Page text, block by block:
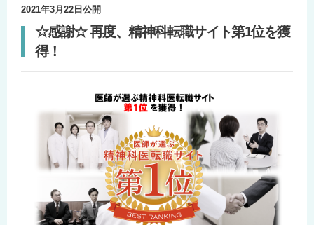
2021年3月22日 公開
☆感謝☆ 再度、精神科転職サイト第1位を獲
得！